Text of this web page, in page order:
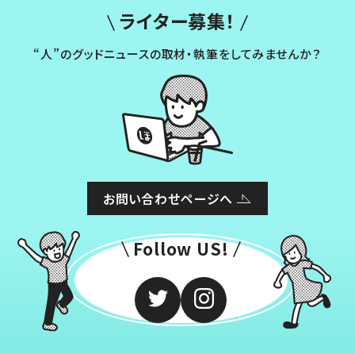
ライター募集！
“人”のグッドニュースの取材・執筆をしてみませんか？
お問い合わせページへ
Follow US!